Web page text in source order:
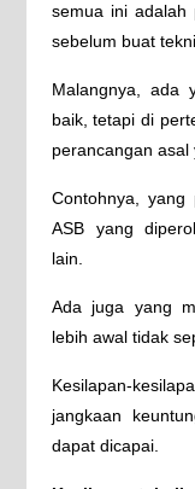
semua ini adalah
sebelum buat
Malangnya, ada
baik, tetapi di
perancangan asal
Contohnya, yang
ASB yang
lain.
Ada juga yang
lebih awal tidak
Kesilapan-
jangkaan
dapat dicapai.